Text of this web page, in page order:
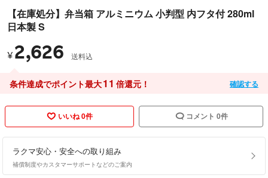
【在庫処分】弁当箱 アルミニウム 小判型 内フタ付 280ml
日本製 S
¥ 2,626 送料込
条件達成でポイント最大11 倍還元！ 確認する
いいね 0件 コメント 0件
ラクマ安心・安全への取り組み
補償制度やカスタマーサポートなどのご案内